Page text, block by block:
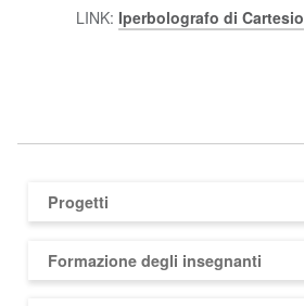
LINK: Iperbolografo di Cartesio
Progetti
Formazione degli insegnanti